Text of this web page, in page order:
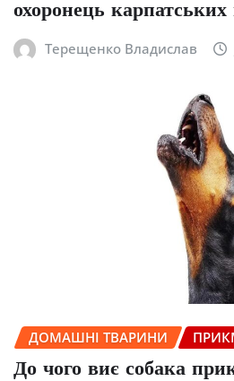
охоронець
Терещенко Владислав
ДОМАШНІ ТВАРИНИ
До чого виє собака